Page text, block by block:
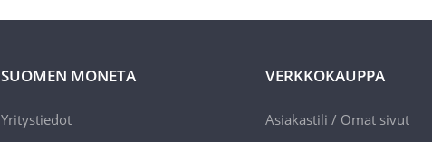
SUOMEN MONETA
Yritystiedot
VERKKOKAUPPA
Asiakastili / Omat sivut